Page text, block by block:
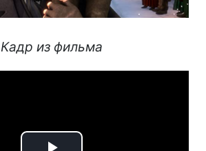
Кадр из фильма